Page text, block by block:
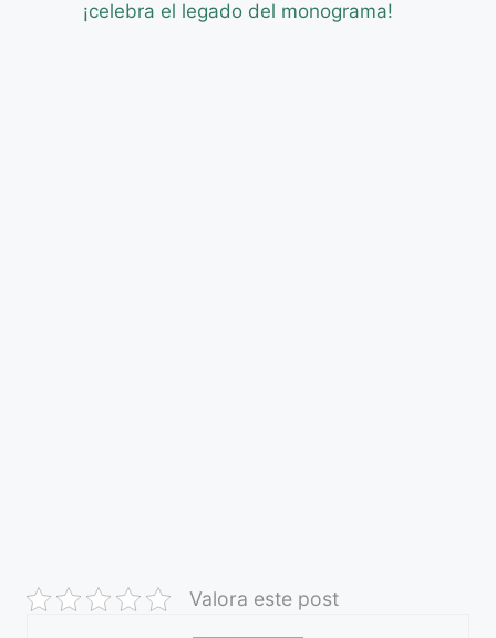
¡celebra el legado del monograma!
Valora este post